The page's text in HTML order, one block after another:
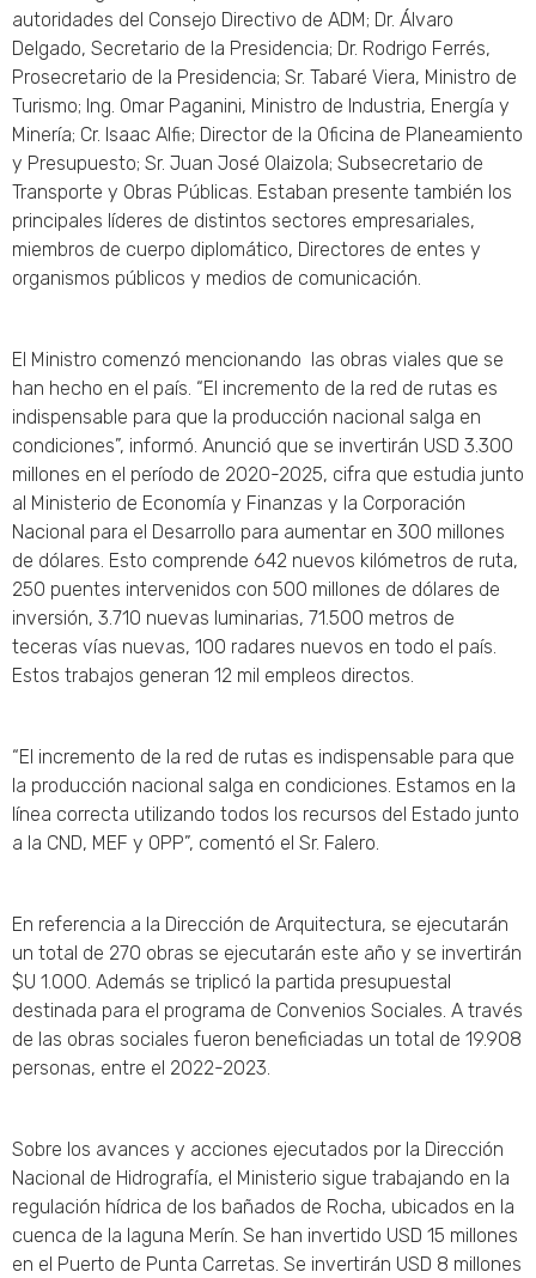
autoridades del Consejo Directivo de ADM; Dr. Álvaro
Delgado, Secretario de la Presidencia; Dr. Rodrigo Ferrés,
Prosecretario de la Presidencia; Sr. Tabaré Viera, Ministro de
Turismo; Ing. Omar Paganini, Ministro de Industria, Energía y
Minería; Cr. Isaac Alfie; Director de la Oficina de Planeamiento
y Presupuesto; Sr. Juan José Olaizola; Subsecretario de
Transporte y Obras Públicas. Estaban presente también los
principales líderes de distintos sectores empresariales,
miembros de cuerpo diplomático, Directores de entes y
organismos públicos y medios de comunicación.
El Ministro comenzó mencionando las obras viales que se
han hecho en el país. “El incremento de la red de rutas es
indispensable para que la producción nacional salga en
condiciones”, informó. Anunció que se invertirán USD 3.300
millones en el período de 2020-2025, cifra que estudia junto
al Ministerio de Economía y Finanzas y la Corporación
Nacional para el Desarrollo para aumentar en 300 millones
de dólares. Esto comprende 642 nuevos kilómetros de ruta,
250 puentes intervenidos con 500 millones de dólares de
inversión, 3.710 nuevas luminarias, 71.500 metros de
teceras vías nuevas, 100 radares nuevos en todo el país.
Estos trabajos generan 12 mil empleos directos.
“El incremento de la red de rutas es indispensable para que
la producción nacional salga en condiciones. Estamos en la
línea correcta utilizando todos los recursos del Estado junto
a la CND, MEF y OPP”, comentó el Sr. Falero.
En referencia a la Dirección de Arquitectura, se ejecutarán
un total de 270 obras se ejecutarán este año y se invertirán
$U 1.000. Además se triplicó la partida presupuestal
destinada para el programa de Convenios Sociales. A través
de las obras sociales fueron beneficiadas un total de 19.908
personas, entre el 2022-2023.
Sobre los avances y acciones ejecutados por la Dirección
Nacional de Hidrografía, el Ministerio sigue trabajando en la
regulación hídrica de los bañados de Rocha, ubicados en la
cuenca de la laguna Merín. Se han invertido USD 15 millones
en el Puerto de Punta Carretas. Se invertirán USD 8 millones